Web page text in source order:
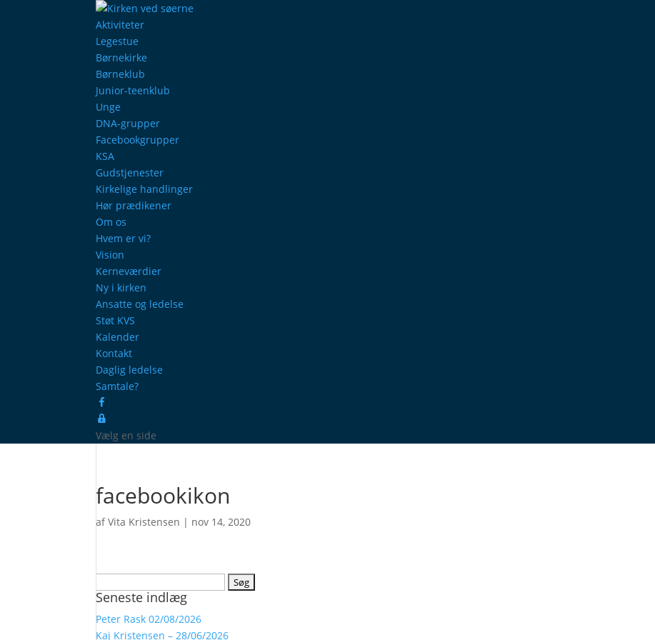
Aktiviteter
Legestue
Børnekirke
Børneklub
Junior-teenklub
Unge
DNA-grupper
Facebookgrupper
KSA
Gudstjenester
Kirkelige handlinger
Hør prædikener
Om os
Hvem er vi?
Vision
Kerneværdier
Ny i kirken
Ansatte og ledelse
Støt KVS
Kalender
Kontakt
Daglig ledelse
Samtale?
Vælg en side
facebookikon
afVita Kristensen | nov 14, 2020
efter:
Seneste indlæg
Peter Rask 02/08/2026
Kaj Kristensen – 28/06/2026